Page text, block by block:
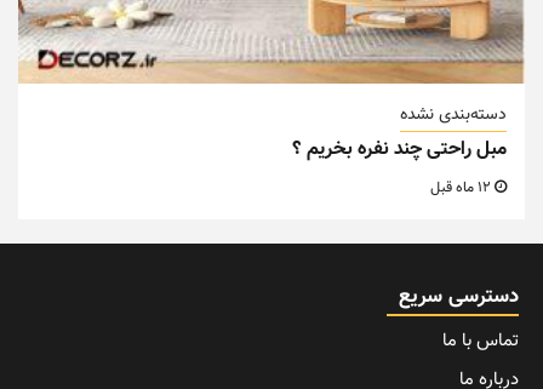
دسته‌بندی نشده
مبل راحتی چند نفره بخریم ؟
دسترسی سریع
تماس با ما
درباره ما